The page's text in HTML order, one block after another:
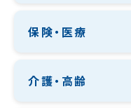
保険・医療
介護・高齢